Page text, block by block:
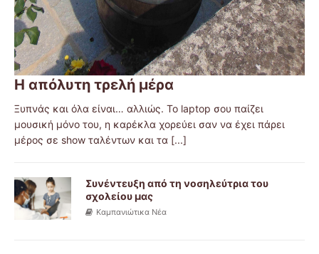
Η απόλυτη τρελή μέρα
Ξυπνάς και όλα είναι… αλλιώς. Το laptop σου παίζει
μουσική μόνο του, η καρέκλα χορεύει σαν να έχει πάρει
μέρος σε show ταλέντων και τα [...]
Συνέντευξη από τη νοσηλεύτρια του
σχολείου μας
Καμπανιώτικα Νέα